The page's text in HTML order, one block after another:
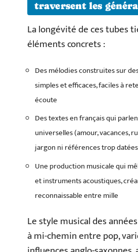
traversent les
La longévité de ces tubes
éléments concrets :
Des mélodies construites sur
simples et efficaces, faciles à
écoute
Des textes en français qui
universelles (amour, vacances,
jargon ni références trop datées
Une production musicale qui
et instruments acoustiques,
reconnaissable entre mille
Le style musical des
à mi-chemin entre pop,